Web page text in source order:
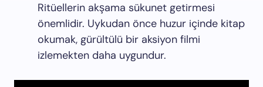
Ritüellerin akşama sükunet getirmesi
önemlidir. Uykudan önce huzur içinde kitap
okumak, gürültülü bir aksiyon filmi
izlemekten daha uygundur.